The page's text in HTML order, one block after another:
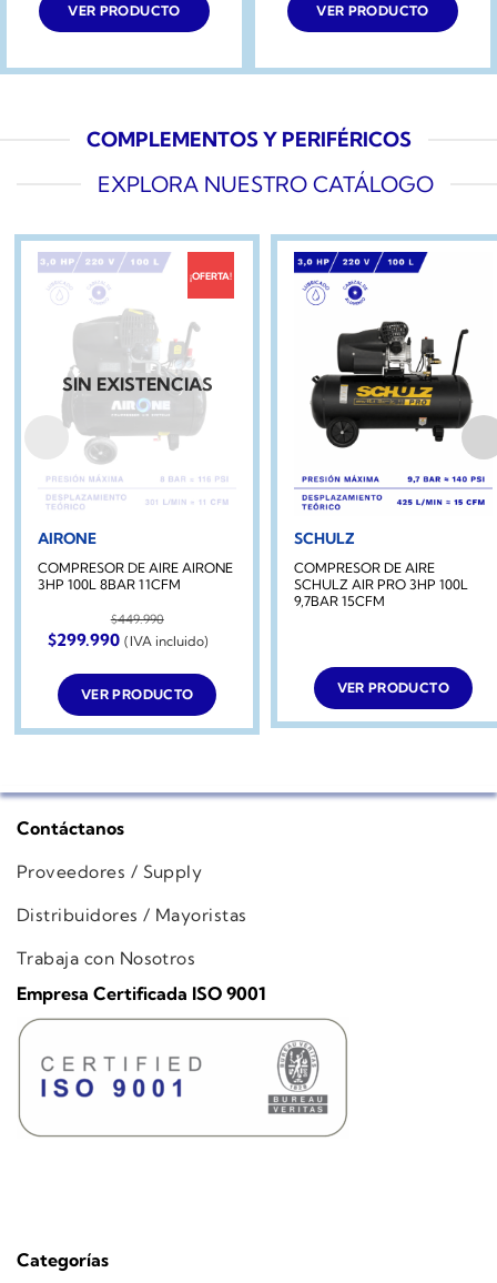
VER PRODUCTO VER PRODUCTO
COMPLEMENTOS Y PERIFÉRICOS
EXPLORA NUESTRO CATÁLOGO
¡OFERTA!
SIN EXISTENCIAS
AIRONE
COMPRESOR DE AIRE AIRONE
3HP 100L 8BAR 11CFM
$449.990
El
precio
original
era:
$449.990.
$299.990El
precio
actual
es:
$299.990.
(IVA incluido)
VER PRODUCTO
SCHULZ
COMPRESOR DE AIRE
SCHULZ AIR PRO 3HP 100L
9,7BAR 15CFM
VER PRODUCTO
Categorías
Contáctanos
Proveedores / Supply
Distribuidores / Mayoristas
Trabaja con Nosotros
Empresa Certificada ISO 9001